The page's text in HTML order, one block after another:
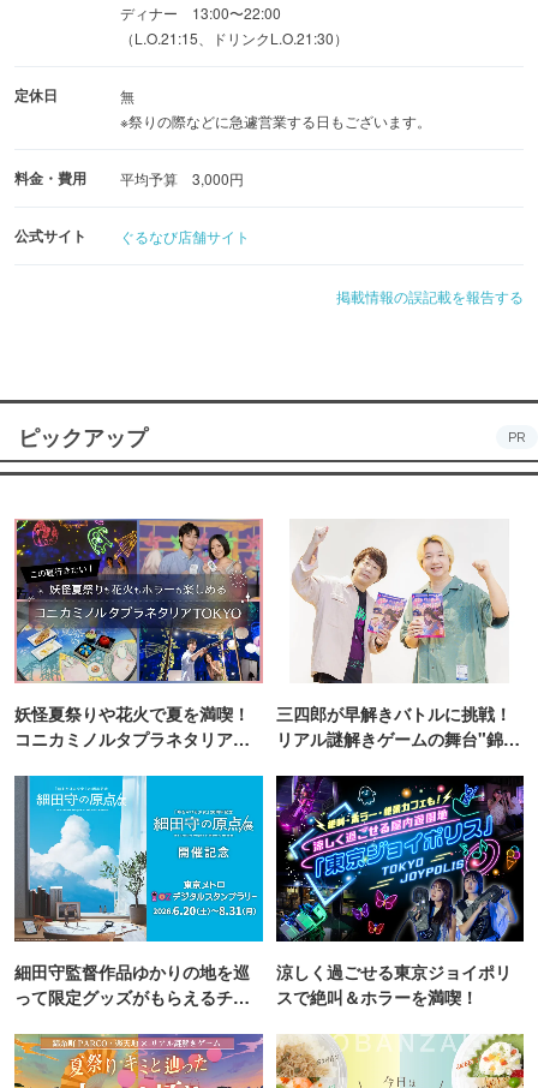
ディナー 13:00〜22:00
（L.O.21:15、ドリンクL.O.21:30）
定休日
無
※祭りの際などに急遽営業する日もございます。
料金・費用 平均予算 3,000円
公式サイト ぐるなび店舗サイト
掲載情報の誤記載を報告する
ピックアップ PR
妖怪夏祭りや花火で夏を満喫！
コニカミノルタプラネタリア
三四郎が早解きバトルに挑戦！
リアル謎解きゲームの舞台"錦糸
細田守監督作品ゆかりの地を巡
って限定グッズがもらえるチャ
涼しく過ごせる東京ジョイポリ
スで絶叫＆ホラーを満喫！